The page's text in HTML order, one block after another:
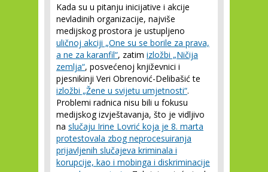
Kada su u pitanju inicijative i akcije
nevladinih organizacije, najviše
medijskog prostora je ustupljeno
uličnoj akciji „One su se borile za prava,
a ne za karanfil“, zatim izložbi „Ničija
zemlja“, posvećenoj književnici i
pjesnikinji Veri Obrenović-Delibašić te
izložbi „Žene u svijetu umjetnosti“.
Problemi radnica nisu bili u fokusu
medijskog izvještavanja, što je vidljivo
na slučaju Irine Lovrić koja je 8. marta
protestovala zbog neprocesuiranja
prijavljenih slučajeva kriminala i
korupcije, kao i mobinga i diskriminacije